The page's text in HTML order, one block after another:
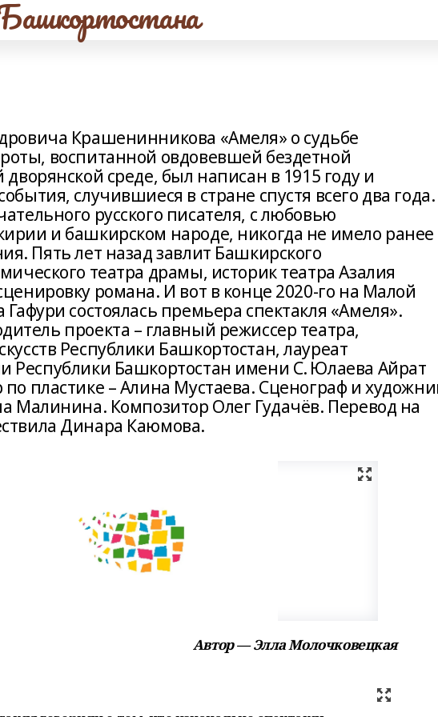
Крашенинникова «Амеля» о судьбе
воспитанной овдовевшей бездетной
среде, был написан в 1915 году и
случившиеся в стране спустя всего два года.
русского писателя, с любовью
и башкирском народе, никогда не имело ранее
Пять лет назад завлит Башкирского
театра драмы, историк театра Азалия
романа. И вот в конце 2020‑го на Малой
состоялась премьера спектакля «Амеля».
проекта – главный режиссер театра,
Республики Башкортостан, лауреат
Республики Башкортостан имени С. Юлаева Айрат
пластике – Алина Мустаева. Сценограф и
Малинина. Композитор Олег Гудачёв. Перевод на
Динара Каюмова.
Автор — Элла Молочковецкая